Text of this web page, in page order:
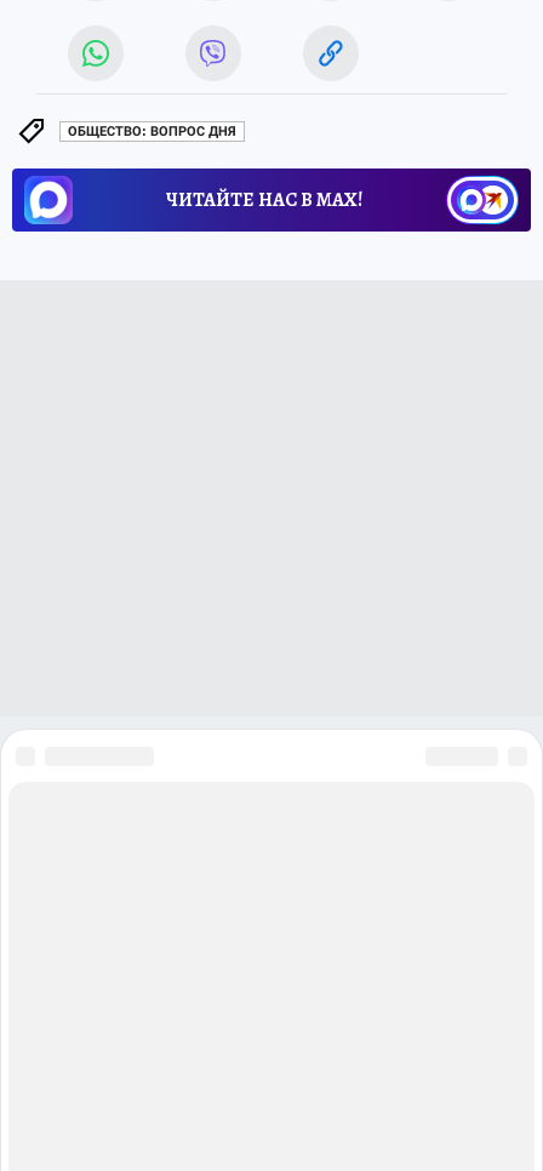
ОБЩЕСТВО: ВОПРОС ДНЯ
ЧИТАЙТЕ НАС В МАХ!